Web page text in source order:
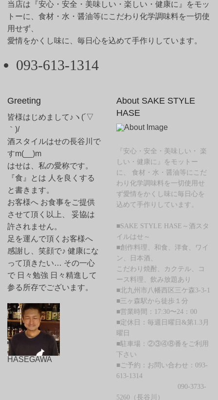
当店は『安心・安全・美味しい・楽しい・健康に』をモッ
トーに、食材・水・醤油等にこだわり化学調味料を一切使
用せず、
愛情をかくし味に、毎日心を込めて手作りしています。
093-613-1314
Greeting
皆様はじめまして♪ヽ(´▽
｀)/
酒スタイルはせの長谷川で
すm(__)m
はせは、私の愛称です。
『食』とは 人を良くする
と書きます。
お客様へ お食事をご提供
させて頂く以上、 妥協は
許されません。
足を運んで頂くお客様へ
感謝し、笑顔で♪ 健康にな
って頂きたい… その一心
で 日々勉強 日々精進して
参る所存でございます。
HASEGAWA
About SAKE STYLE
HASE
『安心・安全・美味しい・ 楽
しい・健康に』をモットー
に、 食材・水・醤油等にこだ
わり化学調味料を一切使用せ
ず愛情をかくし味に毎日心を
込めて手作りしています。
■SAKE STYLE HASE～酒スタ
イルはせ～
■創作料理、和食、洋食、ワイ
ン、日本酒、
こだわり焼酎、カクテル、コ
ース料理、飲み放題あり
■北九州市八幡西区三ケ森3-3-1
■三ヶ森駅から徒歩１分
■営業時間：17:30〜24：00
■定休日：毎週日曜日&第1.3月
曜日
■駐車場：②③④⑧番をご利用
下さい
■ご予約：お問い合わせ：093-
613-1314
090-3733-
5260（長谷川）